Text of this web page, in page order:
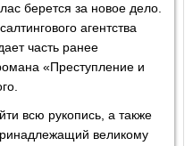
берется за новое дело.
агентства
часть ранее
«Преступление и
всю рукопись, а также
великому